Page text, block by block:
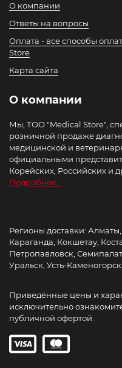
О компании
Ответы на вопросы
Оплата - все способы
Store
Карта сайта
О компании
Мы, ТОО "Medical Store",
розничной продаже
медицинской и
официальными
Корейских, Российских и
Подробнее...
Регионы доставки:
Караганда, Кокшетау,
Петропавловск,
Уральск, Усть-
Приведённые цены и
исключительно
публичной офертой.